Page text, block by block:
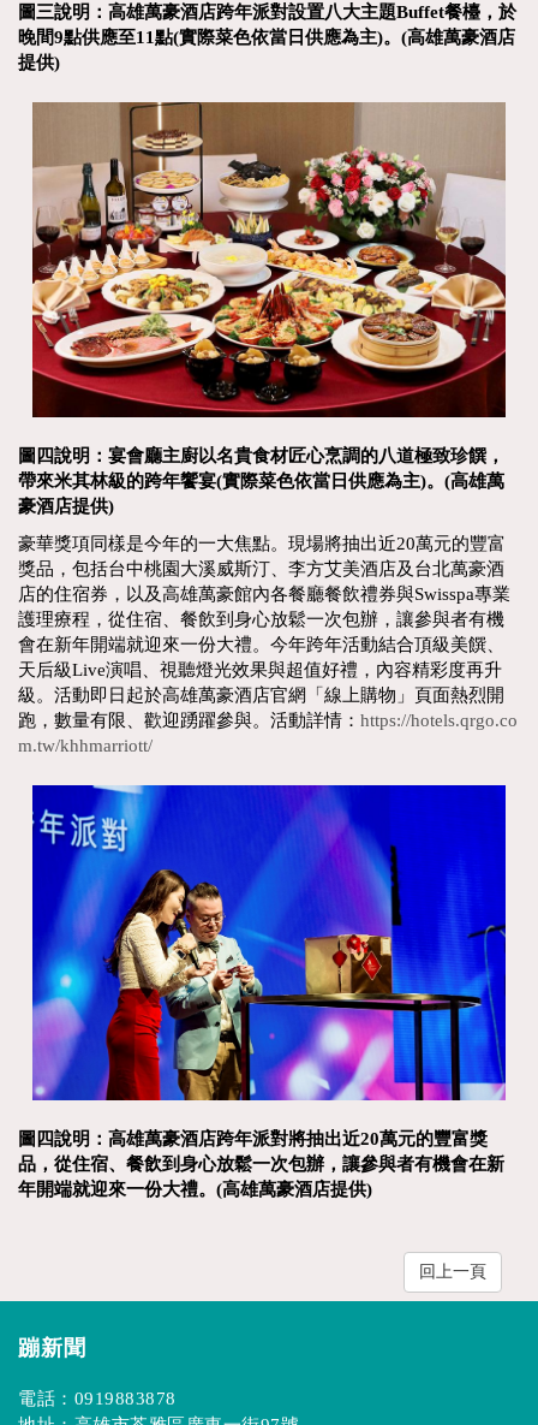
圖三說明：高雄萬豪酒店跨年派對設置八大主題Buffet餐檯，於
晚間9點供應至11點(實際菜色依當日供應為主)。(高雄萬豪酒店
提供)
圖四說明：宴會廳主廚以名貴食材匠心烹調的八道極致珍饌，
帶來米其林級的跨年饗宴(實際菜色依當日供應為主)。(高雄萬
豪酒店提供)
豪華獎項同樣是今年的一大焦點。現場將抽出近20萬元的豐富
獎品，包括台中桃園大溪威斯汀、李方艾美酒店及台北萬豪酒
店的住宿券，以及高雄萬豪館內各餐廳餐飲禮券與Swisspa專業
護理療程，從住宿、餐飲到身心放鬆一次包辦，讓參與者有機
會在新年開端就迎來一份大禮。今年跨年活動結合頂級美饌、
天后級Live演唱、視聽燈光效果與超值好禮，內容精彩度再升
級。活動即日起於高雄萬豪酒店官網「線上購物」頁面熱烈開
跑，數量有限、歡迎踴躍參與。活動詳情： https://hotels.qrgo.co
m.tw/khhmarriott/
圖四說明：高雄萬豪酒店跨年派對將抽出近20萬元的豐富獎
品，從住宿、餐飲到身心放鬆一次包辦，讓參與者有機會在新
年開端就迎來一份大禮。(高雄萬豪酒店提供)
回上一頁
蹦新聞
電話： 0919883878